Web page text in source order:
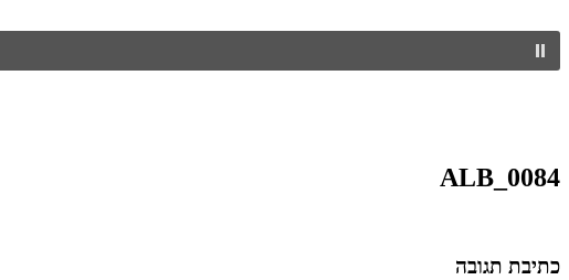
ALB_0084
כתיבת תגובה